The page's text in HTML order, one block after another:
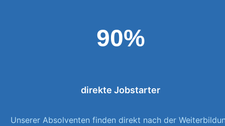
90%
direkte Jobstarter
Unserer Absolventen finden direkt nach der